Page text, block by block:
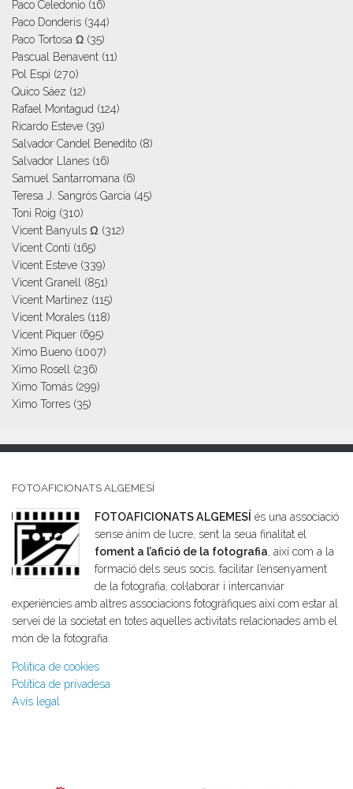
Paco Celedonio (16)
Paco Donderis (344)
Paco Tortosa Ω (35)
Pascual Benavent (11)
Pol Espi (270)
Quico Sáez (12)
Rafael Montagud (124)
Ricardo Esteve (39)
Salvador Candel Benedito (8)
Salvador Llanes (16)
Samuel Santarromana (6)
Teresa J. Sangrós García (45)
Toni Roig (310)
Vicent Banyuls Ω (312)
Vicent Conti (165)
Vicent Esteve (339)
Vicent Granell (851)
Vicent Martinez (115)
Vicent Morales (118)
Vicent Piquer (695)
Ximo Bueno (1007)
Ximo Rosell (236)
Ximo Tomás (299)
Ximo Torres (35)
FOTOAFICIONATS ALGEMESÍ
FOTOAFICIONATS ALGEMESÍ és una associació
sense ànim de lucre, sent la seua finalitat el
foment a l’afició de la fotografia, així com a la
formació dels seus socis, facilitar l’ensenyament
de la fotografia, col·laborar i intercanviar
experiències amb altres associacions fotogràfiques així com estar al
servei de la societat en totes aquelles activitats relacionades amb el
món de la fotografia.
Política de cookies
Política de privadesa
Avís legal